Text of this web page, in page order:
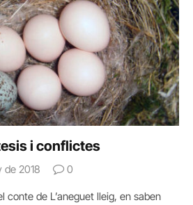
i conflictes
de 2018 0
conte de L’aneguet lleig, en saben